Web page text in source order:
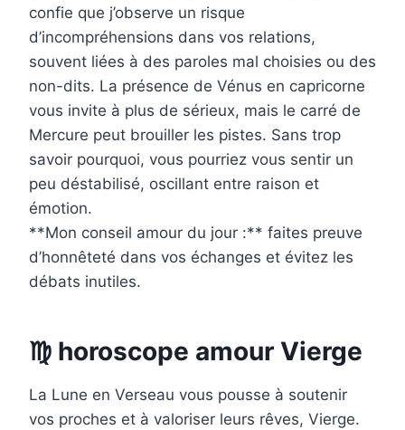
confie que j’observe un risque
d’incompréhensions dans vos relations,
souvent liées à des paroles mal choisies ou des
non-dits. La présence de Vénus en capricorne
vous invite à plus de sérieux, mais le carré de
Mercure peut brouiller les pistes. Sans trop
savoir pourquoi, vous pourriez vous sentir un
peu déstabilisé, oscillant entre raison et
émotion.
**Mon conseil amour du jour :** faites preuve
d’honnêteté dans vos échanges et évitez les
débats inutiles.
♍ horoscope amour Vierge
La Lune en Verseau vous pousse à soutenir
vos proches et à valoriser leurs rêves, Vierge.